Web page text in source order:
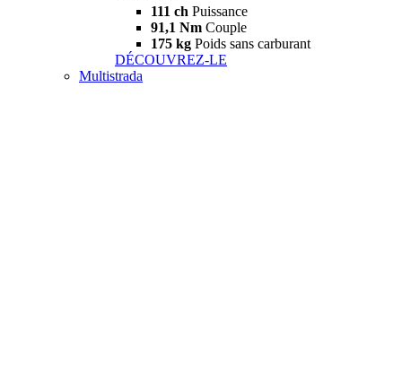
111 ch Puissance
91,1 Nm Couple
175 kg Poids sans carburant
DÉCOUVREZ-LE
Multistrada